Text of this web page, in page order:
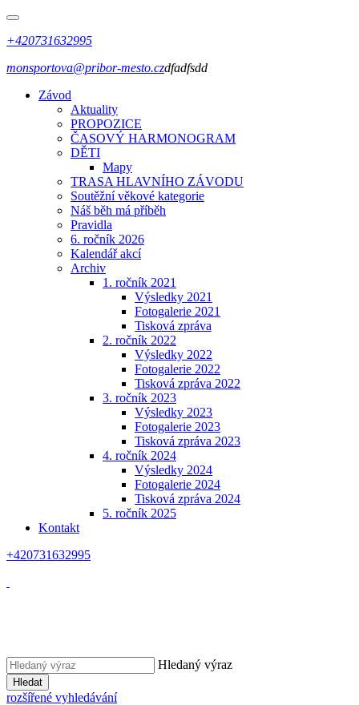
+420731632995
monsportova@pribor-mesto.czdfadfsdd
Závod
Aktuality
PROPOZICE
ČASOVÝ HARMONOGRAM
DĚTI
Mapy
TRASA HLAVNÍHO ZÁVODU
Soutěžní věkové kategorie
Náš běh má příběh
Pravidla
6. ročník 2026
Kalendář akcí
Archiv
1. ročník 2021
Výsledky 2021
Fotogalerie 2021
Tisková zpráva
2. ročník 2022
Výsledky 2022
Fotogalerie 2022
Tisková zpráva 2022
3. ročník 2023
Výsledky 2023
Fotogalerie 2023
Tisková zpráva 2023
4. ročník 2024
Výsledky 2024
Fotogalerie 2024
Tisková zpráva 2024
5. ročník 2025
Kontakt
+420731632995
Hledaný výraz
Hledat
rozšířené vyhledávání